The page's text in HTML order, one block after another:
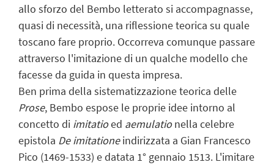
allo sforzo del Bembo letterato si accompagnasse,
quasi di necessità, una riflessione teorica su quale
toscano fare proprio. Occorreva comunque passare
attraverso l'imitazione di un qualche modello che
facesse da guida in questa impresa.
Ben prima della sistematizzazione teorica delle
Prose, Bembo espose le proprie idee intorno al
concetto di imitatioed aemulationella celebre
epistola De imitationeindirizzata a Gian Francesco
Pico (1469-1533) e datata 1° gennaio 1513. L'imitare